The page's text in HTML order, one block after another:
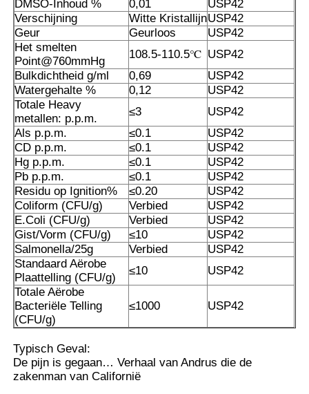
MSM Groothandel
Dimethyl Sulfoxide van DMSO
MSM-Supplement
MSM-Glucosaminechondroitin
Het Gezamenlijke Supplement van MSM voor Paarden
MSM-Haarpoeder
De Organische Zwavel van MSM
Zuivere MSM-Kristallen
DMSO-Inhoud % 0,01
USP42
Verschijning
Witte KristallijnUSP42
Geur
Geurloos
USP42
Het smelten
Point@760mmHg
108.5-110.5℃ USP42
Bulkdichtheid g/ml
0,69
USP42
Watergehalte %
0,12
USP42
Totale Heavy
metallen: p.p.m.
≤3
USP42
Als p.p.m.
≤0.1
USP42
CD p.p.m.
≤0.1
USP42
Hg p.p.m.
≤0.1
USP42
Pb p.p.m.
≤0.1
USP42
Residu op Ignition%
≤0.20
USP42
Coliform (CFU/g)
Verbied
USP42
E.Coli (CFU/g)
Verbied
USP42
Gist/Vorm (CFU/g)
≤10
USP42
Salmonella/25g
Verbied
USP42
Standaard Aërobe
Plaattelling (CFU/g)
≤10
USP42
Totale Aërobe
Bacteriële Telling
(CFU/g)
≤1000 USP42
Typisch Geval:
De pijn is gegaan… Verhaal van Andrus die de
zakenman van Californië